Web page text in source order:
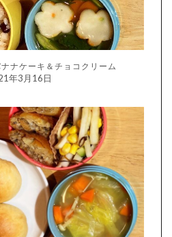
ナケーキ＆チョコクリーム
年3月16日